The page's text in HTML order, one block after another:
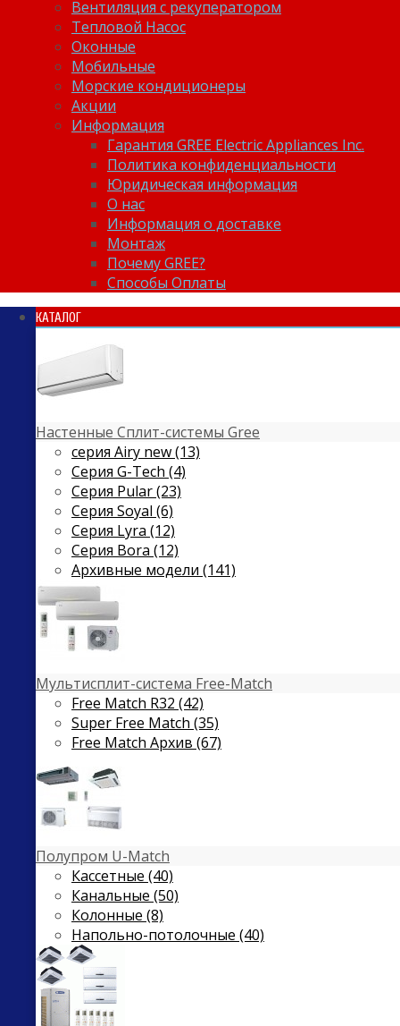
Вентиляция с рекуператором
Тепловой Насос
Оконные
Мобильные
Морские кондиционеры
Акции
Информация
Гарантия GREE Electric Appliances Inc.
Политика конфиденциальности
Юридическая информация
О нас
Информация о доставке
Монтаж
Почему GREE?
Способы Оплаты
КАТАЛОГ
Настенные Сплит-системы Gree
серия Airy new (13)
Серия G-Tech (4)
Серия Pular (23)
Cерия Soyal (6)
Серия Lyra (12)
Серия Bora (12)
Архивные модели (141)
Мультисплит-система Free-Match
Free Match R32 (42)
Super Free Match (35)
Free Match Архив (67)
Полупром U-Match
Кассетные (40)
Канальные (50)
Колонные (8)
Напольно-потолочные (40)